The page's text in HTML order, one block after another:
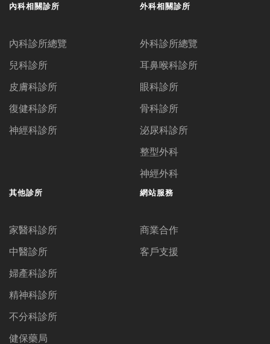
內科相關診所
內科診所總覽
兒科診所
皮膚科診所
復健科診所
神經科診所
外科相關診所
外科診所總覽
耳鼻喉科診所
眼科診所
骨科診所
泌尿科診所
整型外科
神經外科
其他診所
家醫科診所
中醫診所
婦產科診所
精神科診所
不分科診所
健保藥局
網站服務
商業合作
客戶支援